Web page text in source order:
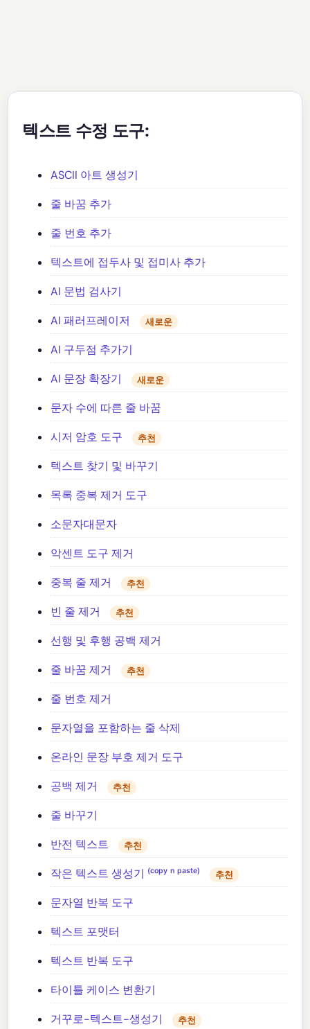
텍스트 수정 도구:
ASCII 아트 생성기
줄 바꿈 추가
줄 번호 추가
텍스트에 접두사 및 접미사 추가
AI 문법 검사기
AI 패러프레이저
새로운
AI 구두점 추가기
AI 문장 확장기
새로운
문자 수에 따른 줄 바꿈
시저 암호 도구
추천
텍스트 찾기 및 바꾸기
목록 중복 제거 도구
소문자대문자
악센트 도구 제거
중복 줄 제거
추천
빈 줄 제거 추천
선행 및 후행 공백 제거
줄 바꿈 제거
추천
줄 번호 제거
문자열을 포함하는 줄 삭제
온라인 문장 부호 제거 도구
공백 제거
추천
줄 바꾸기
반전 텍스트
추천
작은 텍스트 생성기 ⁽ᶜᵒᵖʸ ⁿ ᵖᵃˢᵗᵉ⁾ 추천
문자열 반복 도구
텍스트 포맷터
텍스트 반복 도구
타이틀 케이스 변환기
거꾸로-텍스트-생성기
추천